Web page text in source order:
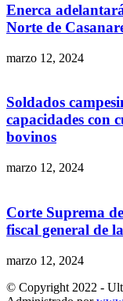
Enerca
Norte de
marzo 12, 2024
Soldados
capacidades con
bovinos
marzo 12, 2024
Corte Suprema
fiscal general de
marzo 12, 2024
© Copyright 2022 -